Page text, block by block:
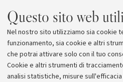
Questo sito web
Nel nostro sito utilizziamo sia cookie
funzionamento, sia cookie e altri
che potrai attivare solo con il tuo
Cookie e altri strumenti di
analisi statistiche, misure